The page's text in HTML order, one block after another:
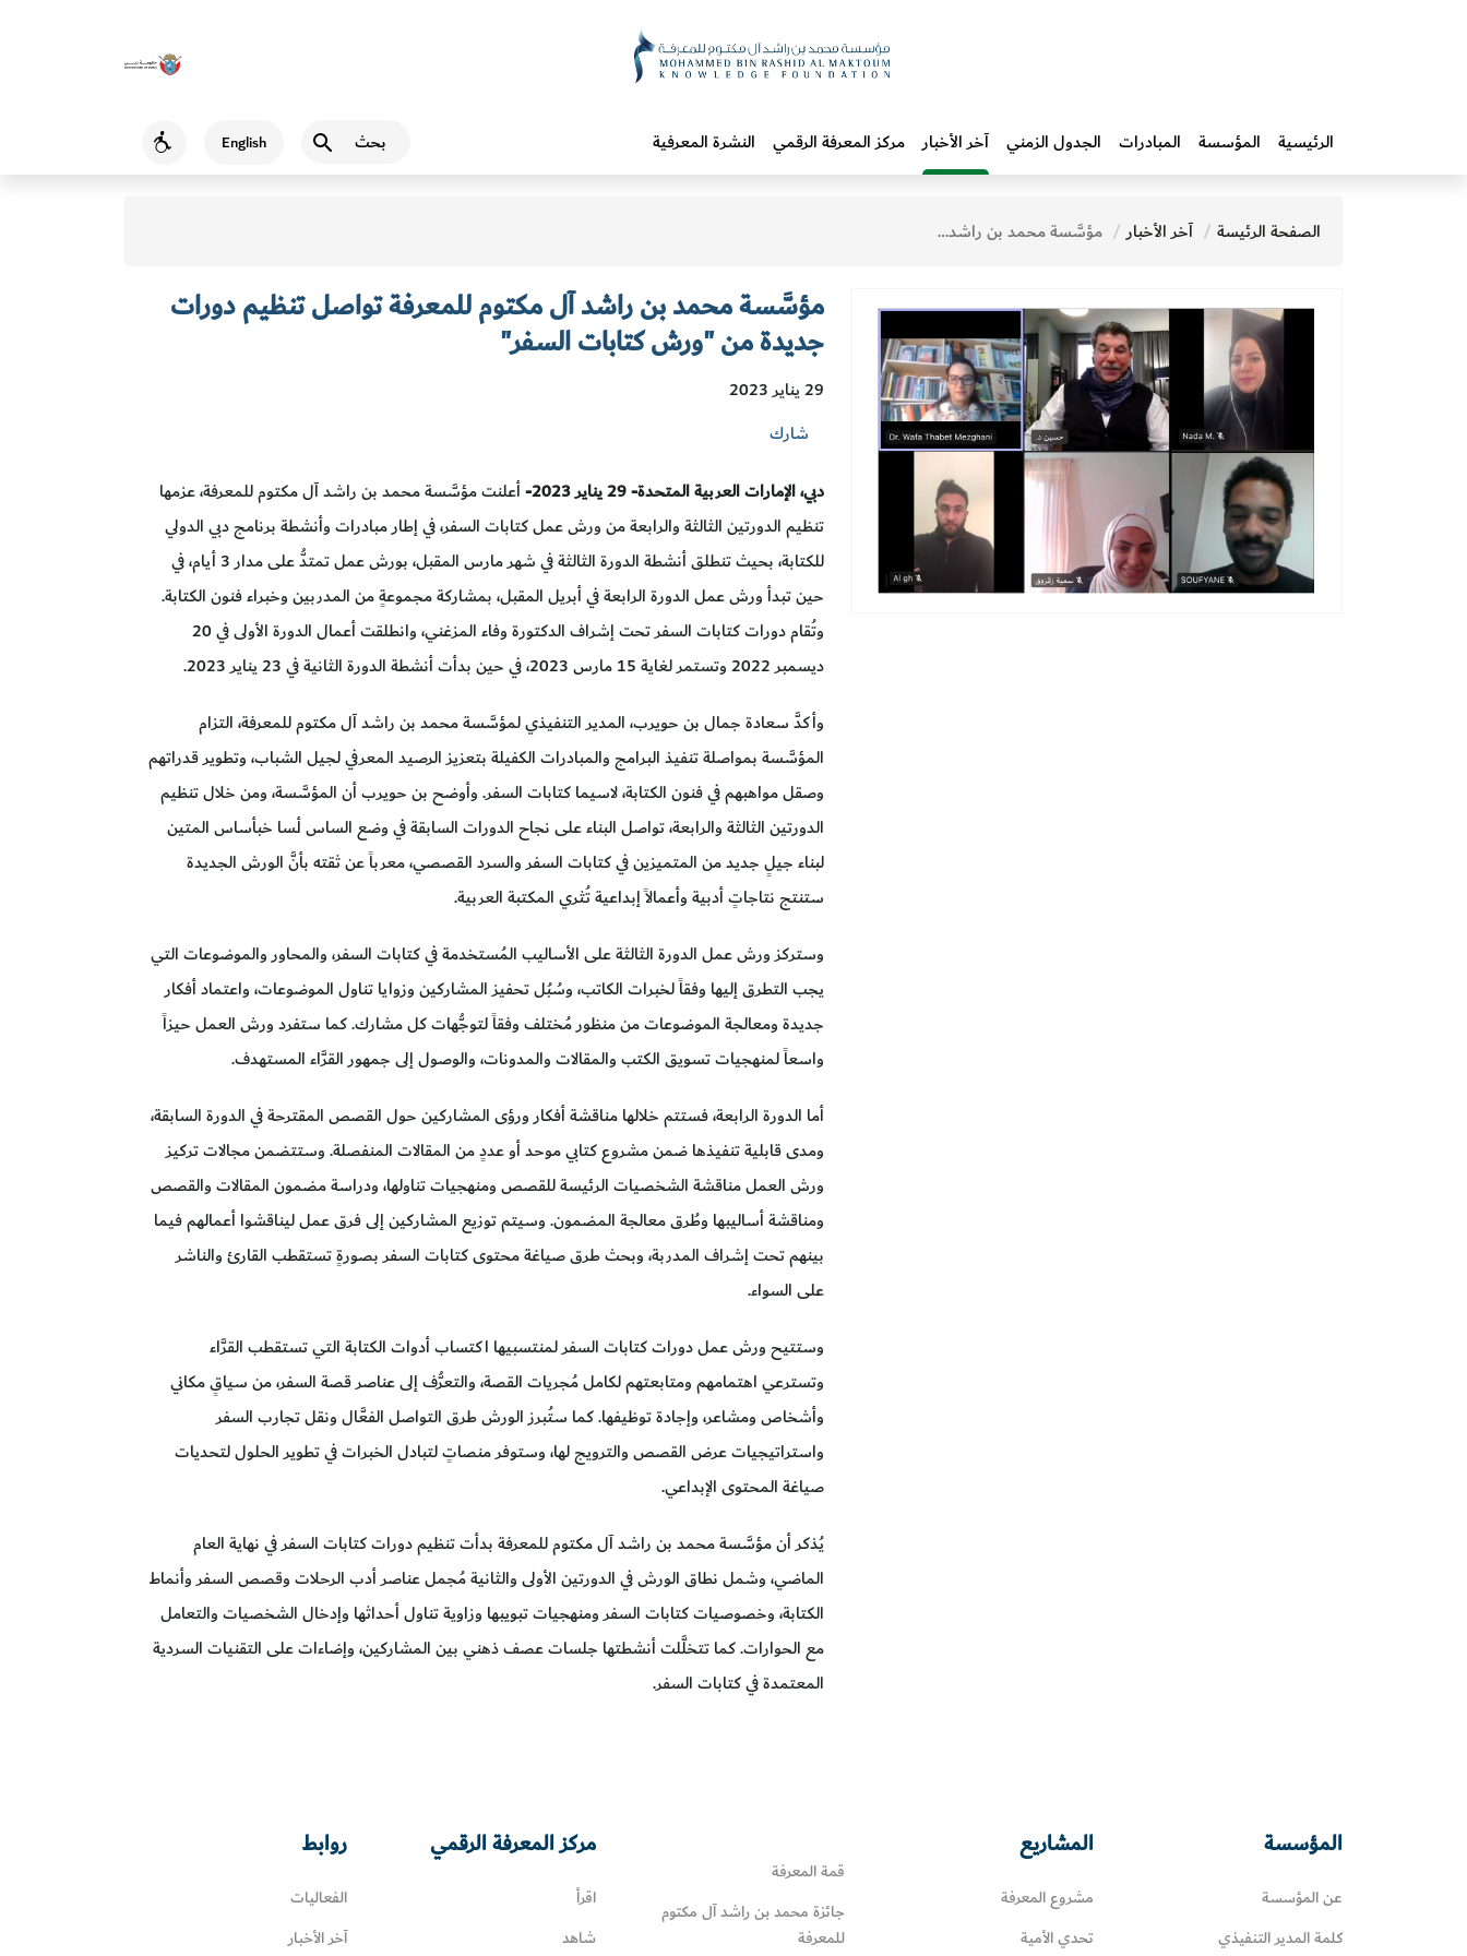
English
Accessibility الرئيسية المؤسسة المبادرات‎ الجدول الزمني آخر الأخبار مركز المعرفة الرقمي النشرة المعرفية
الصفحة الرئيسة آخر الأخبار مؤسَّسة محمد بن راشد آل مكتوم للمعرفة تواصل تنظيم دورات جديدة من "ورش كتابات السفر"
مؤسَّسة محمد بن راشد آل مكتوم للمعرفة تواصل تنظيم دورات
جديدة من "ورش كتابات السفر"
29 يناير 2023
شارك
دبي، الإمارات العربية المتحدة- 29 يناير 2023-
أعلنت مؤسَّسة محمد بن راشد آل مكتوم للمعرفة، عزمها
تنظيم الدورتين الثالثة والرابعة من ورش عمل كتابات السفر، في إطار مبادرات وأنشطة برنامج دبي الدولي
للكتابة، بحيث تنطلق أنشطة الدورة الثالثة في شهر مارس المقبل، بورش عمل تمتدُّ على مدار 3 أيام، في
حين تبدأ ورش عمل الدورة الرابعة في أبريل المقبل، بمشاركة مجموعةٍ من المدربين وخبراء فنون الكتابة.
وتُقام دورات كتابات السفر تحت إشراف الدكتورة وفاء المزغني، وانطلقت أعمال الدورة الأولى في 20
ديسمبر 2022 وتستمر لغاية 15 مارس 2023، في حين بدأت أنشطة الدورة الثانية في 23 يناير 2023.
وأكدَّ سعادة جمال بن حويرب، المدير التنفيذي لمؤسَّسة محمد بن راشد آل مكتوم للمعرفة، التزام
المؤسَّسة بمواصلة تنفيذ البرامج والمبادرات الكفيلة بتعزيز الرصيد المعرفي لجيل الشباب، وتطوير قدراتهم
وصقل مواهبهم في فنون الكتابة، لاسيما كتابات السفر. وأوضح بن حويرب أن المؤسَّسة، ومن خلال تنظيم
الدورتين الثالثة والرابعة، تواصل البناء على نجاح الدورات السابقة في وضع الساس أـسا خبأساس المتين
لبناء جيلٍ جديد من المتميزين في كتابات السفر والسرد القصصي، معرباً عن ثقته بأنَّ الورش الجديدة
ستنتج نتاجاتٍ أدبية وأعمالاً إبداعية تُثري المكتبة العربية.
وستركز ورش عمل الدورة الثالثة على الأساليب المُستخدمة في كتابات السفر، والمحاور والموضوعات التي
يجب التطرق إليها وفقاً لخبرات الكاتب، وسُبُل تحفيز المشاركين وزوايا تناول الموضوعات، واعتماد أفكار
جديدة ومعالجة الموضوعات من منظور مُختلف وفقاً لتوجُّهات كل مشارك. كما ستفرد ورش العمل حيزاً
واسعاً لمنهجيات تسويق الكتب والمقالات والمدونات، والوصول إلى جمهور القرَّاء المستهدف.
أما الدورة الرابعة، فستتم خلالها مناقشة أفكار ورؤى المشاركين حول القصص المقترحة في الدورة السابقة،
ومدى قابلية تنفيذها ضمن مشروع كتابي موحد أو عددٍ من المقالات المنفصلة. وستتضمن مجالات تركيز
ورش العمل مناقشة الشخصيات الرئيسة للقصص ومنهجيات تناولها، ودراسة مضمون المقالات والقصص
ومناقشة أساليبها وطُرق معالجة المضمون. وسيتم توزيع المشاركين إلى فرق عمل ليناقشوا أعمالهم فيما
بينهم تحت إشراف المدربة، وبحث طرق صياغة محتوى كتابات السفر بصورةٍ تستقطب القارئ والناشر
على السواء.
وستتيح ورش عمل دورات كتابات السفر لمنتسبيها اكتساب أدوات الكتابة التي تستقطب القرَّاء
وتسترعي اهتمامهم ومتابعتهم لكامل مُجريات القصة، والتعرُّف إلى عناصر قصة السفر، من سياقٍ مكاني
وأشخاص ومشاعر، وإجادة توظيفها. كما ستُبرز الورش طرق التواصل الفعَّال ونقل تجارب السفر
واستراتيجيات عرض القصص والترويج لها، وستوفر منصاتٍ لتبادل الخبرات في تطوير الحلول لتحديات
صياغة المحتوى الإبداعي.
يُذكر أن مؤسَّسة محمد بن راشد آل مكتوم للمعرفة بدأت تنظيم دورات كتابات السفر في نهاية العام
الماضي، وشمل نطاق الورش في الدورتين الأولى والثانية مُجمل عناصر أدب الرحلات وقصص السفر وأنماط
الكتابة، وخصوصيات كتابات السفر ومنهجيات تبويبها وزاوية تناول أحداثها وإدخال الشخصيات والتعامل
مع الحوارات. كما تتخلَّلت أنشطتها جلسات عصف ذهني بين المشاركين، وإضاءات على التقنيات السردية
المعتمدة في كتابات السفر.
المؤسسة
عن المؤسسة
كلمة المدير التنفيذي
المشاريع
مشروع المعرفة
تحدي الأمية
قمة المعرفة
جائزة محمد بن راشد آل مكتوم
للمعرفة
مركز المعرفة الرقمي
اقرأ
شاهد
روابط
الفعاليات
آخر الأخبار